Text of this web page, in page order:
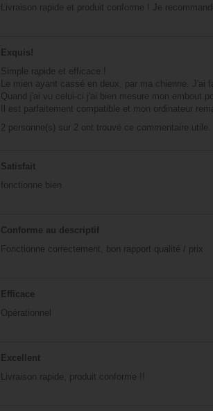
Livraison rapide et produit conforme ! Je
Exquis!
Simple rapide et efficace !
Le mien ayant cassé en deux, par ma chienne. J'ai
Quand j'ai vu celui-ci j'ai bien mesure mon embout
Il est parfaitement compatible et mon ordinateur
2 personne(s) sur 2 ont trouvé ce commentaire utile.
Satisfait
fonctionne bien
Conforme au descriptif
Fonctionne correctement, bon rapport qualité / prix
Efficace
Opérationnel
Excellent
Livraison rapide, produit conforme !!